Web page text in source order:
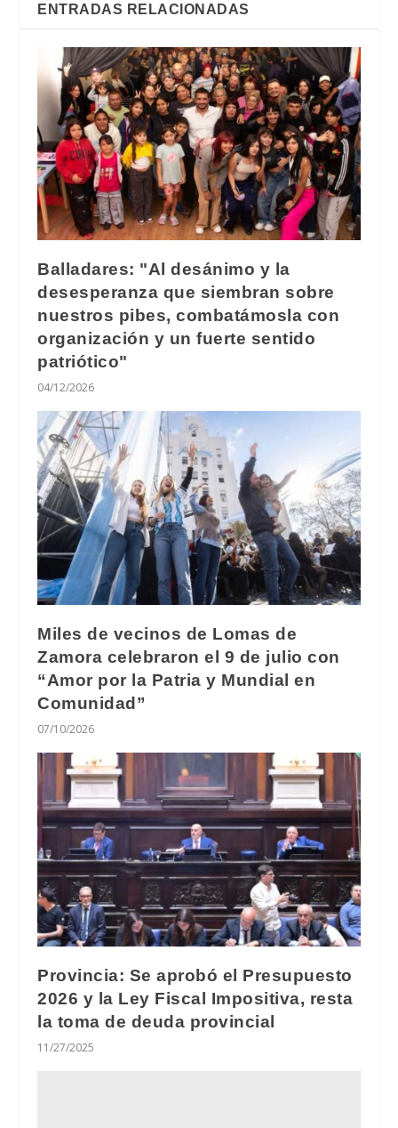
ENTRADAS RELACIONADAS
Balladares: "Al desánimo y la
desesperanza que siembran sobre
nuestros pibes, combatámosla con
organización y un fuerte sentido
patriótico"
04/12/2026
Miles de vecinos de Lomas de
Zamora celebraron el 9 de julio con
“Amor por la Patria y Mundial en
Comunidad”
07/10/2026
Provincia: Se aprobó el Presupuesto
2026 y la Ley Fiscal Impositiva, resta
la toma de deuda provincial
11/27/2025